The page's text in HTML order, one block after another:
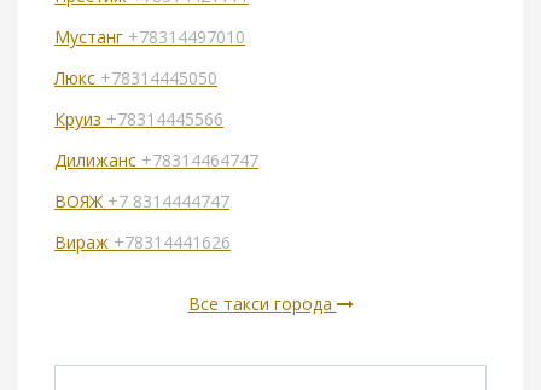
Мустанг +78314497010
Люкс +78314445050
Круиз +78314445566
Дилижанс +78314464747
ВОЯЖ +7 8314444747
Вираж +78314441626
Все такси города